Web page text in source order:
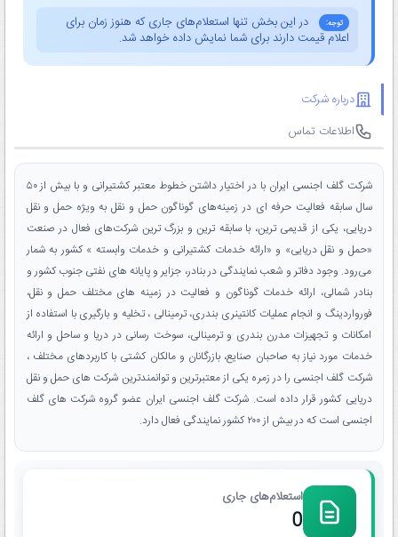
توجه:
در این بخش تنها استعلام‌های جاری که هنوز زمان برای
اعلام قیمت دارند برای شما نمایش داده خواهد شد.
درباره شرکت
اطلاعات تماس
شرکت گلف اجنسی ایران با در اختیار داشتن خطوط معتبر کشتیرانی و با بیش از ۵۰
سال سابقه فعالیت حرفه ای در زمینه‌های گوناگون حمل و نقل به ویژه حمل و نقل
دریایی، یکی از قدیمی ترین، با سابقه ترین و بزرگ ترین شرکت‌های فعال در صنعت
«حمل و نقل دریایی» و «ارائه خدمات کشتیرانی و خدمات وابسته » کشور به شمار
می‌رود. وجود دفاتر و شعب نمایندگی در بنادر، جزایر و پایانه های نفتی جنوب کشور و
بنادر شمالی، ارائه خدمات گوناگون و فعالیت در زمینه های مختلف حمل و نقل،
فورواردینگ و انجام عملیات کانتینری بندری، ترمینالی ، تخلیه و بارگیری با استفاده از
امکانات و تجهیزات مدرن بندری و ترمینالی، سوخت رسانی در دریا و ساحل و ارائه
خدمات مورد نیاز به صاحبان صنایع، بازرگانان و مالکان کشتی با کاربردهای مختلف ،
شرکت گلف اجنسی را در زمره یکی از معتبرترین و توانمندترین شرکت های حمل و نقل
دریایی کشور قرار داده است. شرکت گلف اجنسی ایران عضو گروه شرکت های گلف
اجنسی است که در بیش از ۲۰۰ کشور نمایندگی فعال دارد.
استعلام‌های جاری
0